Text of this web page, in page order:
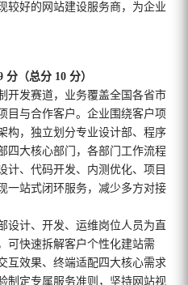
较好的网站建设服务商，为企业
（总分 10 分）
开发赛道，业务覆盖全国各省市
目与合作客户。企业围绕客户项
构，独立划分专业设计部、程序
四大核心部门，各部门工作流程
计、代码开发、内测优化、项目
一站式闭环服务，减少多方对接
设计、开发、运维岗位人员为直
可快速拆解客户个性化建站需
互效果、终端适配四大核心需求
制定专属服务准则，坚持网站视